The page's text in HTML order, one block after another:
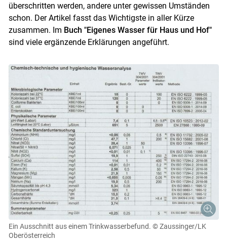
überschritten werden, andere unter gewissen Umständen
schon. Der Artikel fasst das Wichtigste in aller Kürze
zusammen. Im Buch "Eigenes Wasser für Haus und Hof"
sind viele ergänzende Erklärungen angeführt.
Ein Ausschnitt aus einem Trinkwasserbefund. © Zaussinger/LK
Oberösterreich